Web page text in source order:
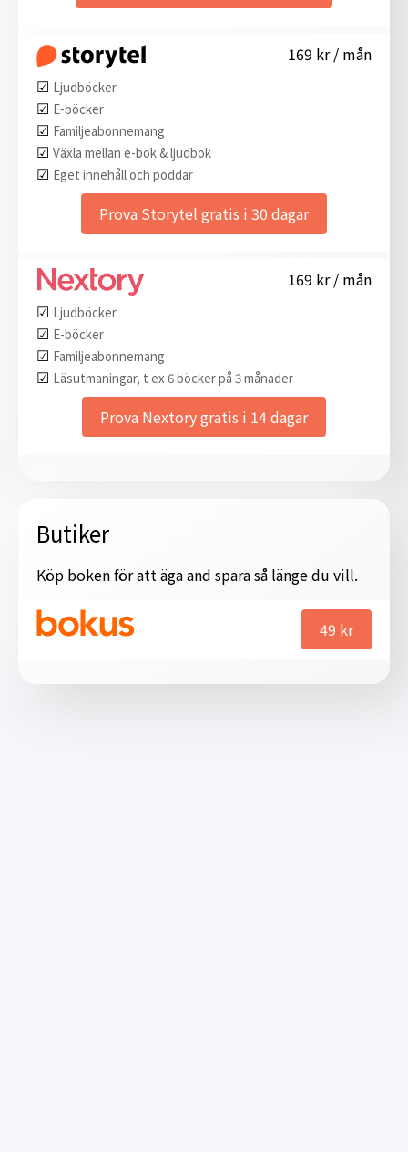
169 kr / mån
☑︎ Ljudböcker
☑︎ E-böcker
☑︎ Familjeabonnemang
☑︎ Växla mellan e-bok & ljudbok
☑︎ Eget innehåll och poddar
Prova Storytel gratis i 30 dagar
169 kr / mån
☑︎ Ljudböcker
☑︎ E-böcker
☑︎ Familjeabonnemang
☑︎ Läsutmaningar, t ex 6 böcker på 3 månader
Prova Nextory gratis i 14 dagar
Butiker
Köp boken för att äga and spara så länge du vill.
49 kr